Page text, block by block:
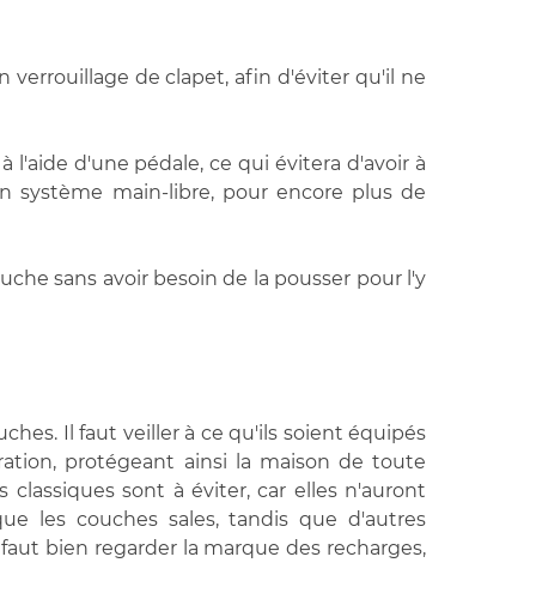
verrouillage de clapet, afin d'éviter qu'il ne
l'aide d'une pédale, ce qui évitera d'avoir à
système main-libre, pour encore plus de
sans avoir besoin de la pousser pour l'y
Il faut veiller à ce qu'ils soient équipés
protégeant ainsi la maison de toute
sont à éviter, car elles n'auront
les couches sales, tandis que d'autres
bien regarder la marque des recharges,